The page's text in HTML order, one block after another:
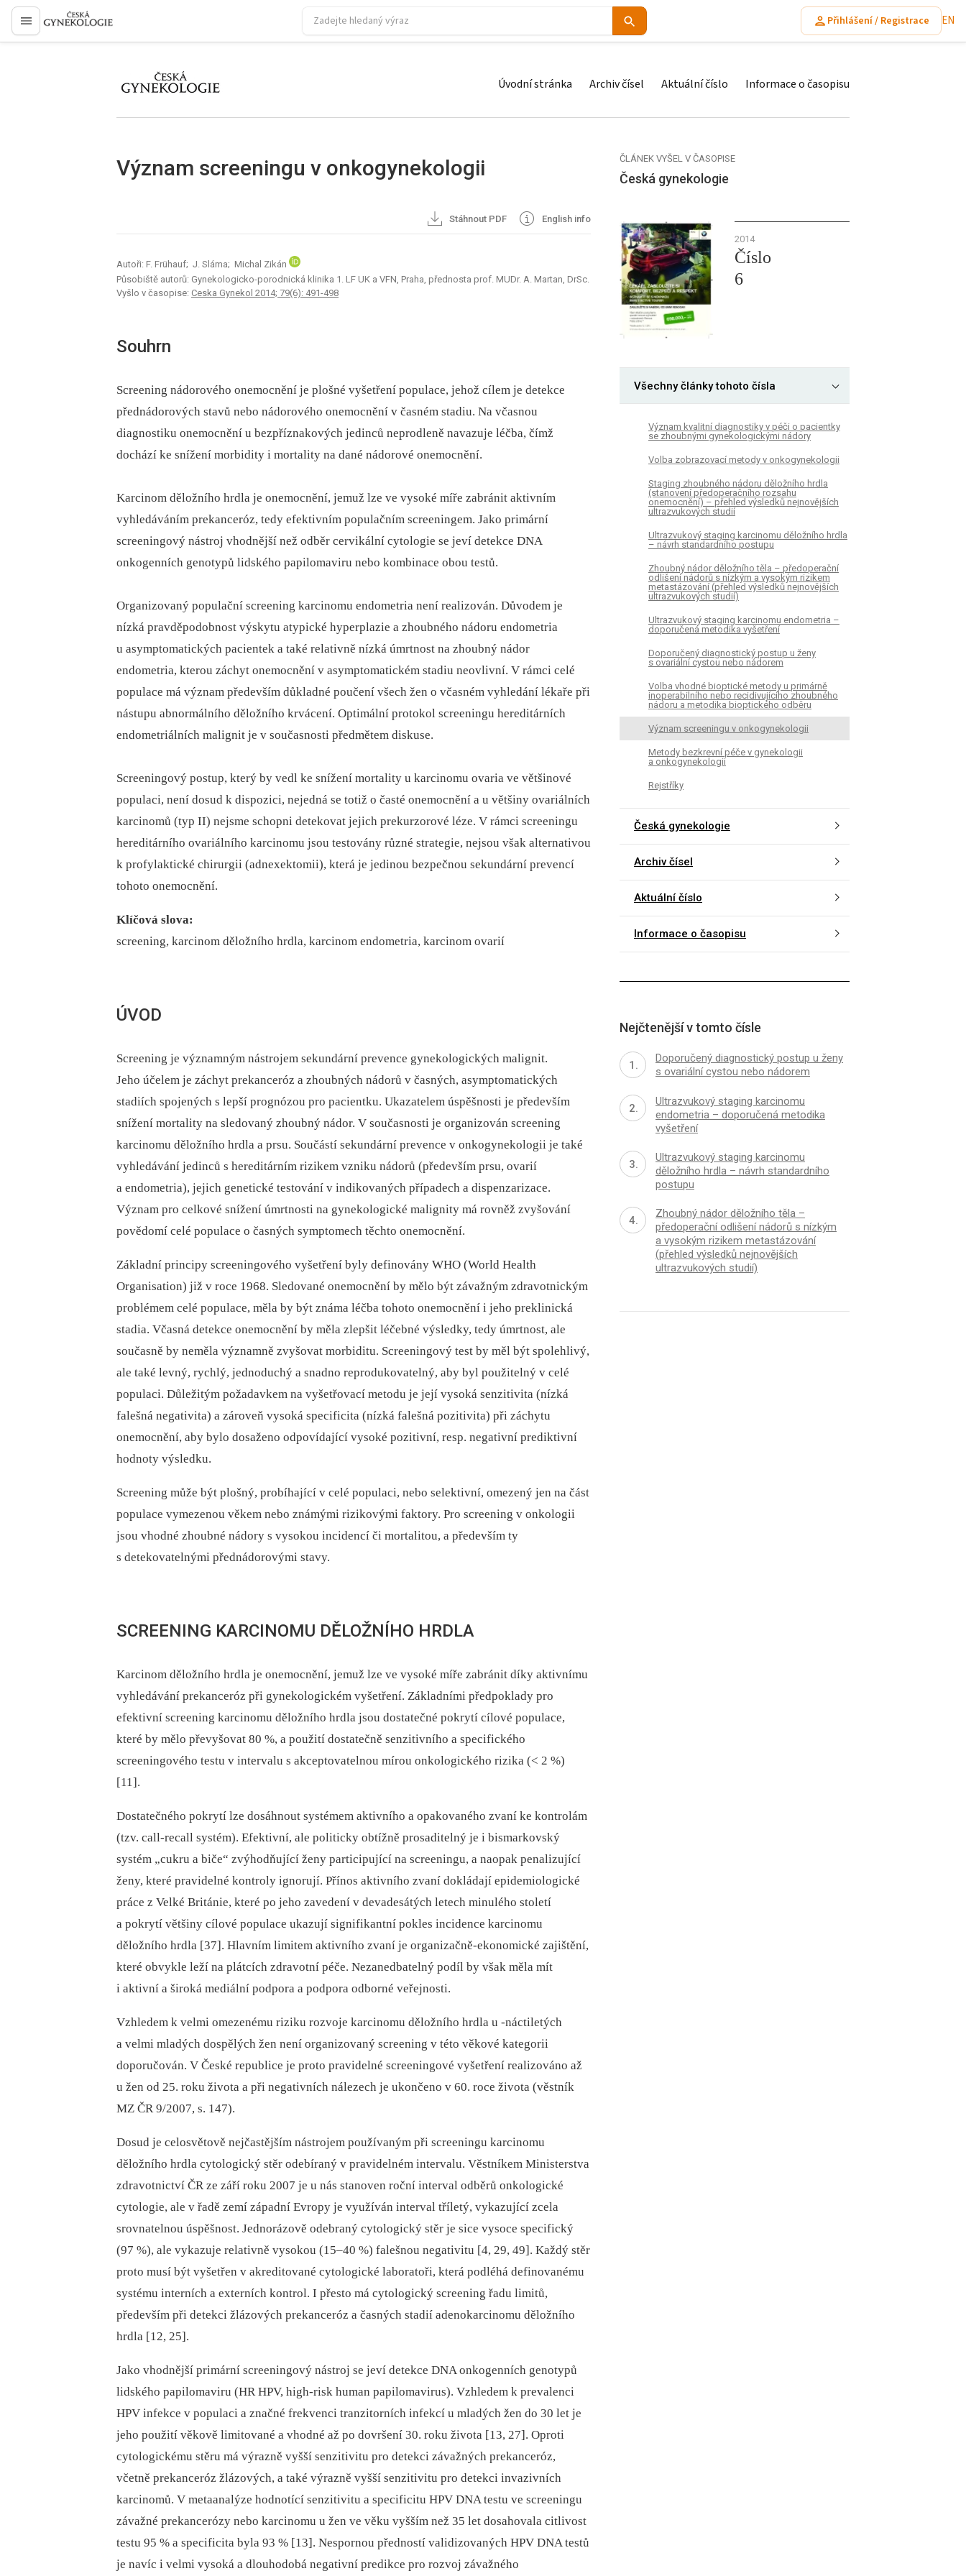
proLékaře.cz
Přihlášení / Registrace EN
proLékaře.cz Úvodní stránka Archiv čísel Aktuální číslo Informace o časopisu
Význam screeningu v onkogynekologii
Stáhnout PDF English info
Autoři: F. Frühauf; J. Sláma; Michal Zikán
Působiště autorů: Gynekologicko-porodnická klinika 1. LF UK a VFN, Praha, přednosta prof. MUDr. A. Martan, DrSc.
Vyšlo v časopise: Ceska Gynekol 2014; 79(6): 491-498
Souhrn
Screening nádorového onemocnění je plošné vyšetření populace, jehož cílem je detekce
přednádorových stavů nebo nádorového onemocnění v časném stadiu. Na včasnou
diagnostiku onemocnění u bezpříznakových jedinců neprodleně navazuje léčba, čímž
dochází ke snížení morbidity i mortality na dané nádorové onemocnění.
Karcinom děložního hrdla je onemocnění, jemuž lze ve vysoké míře zabránit aktivním
vyhledáváním prekanceróz, tedy efektivním populačním screeningem. Jako primární
screeningový nástroj vhodnější než odběr cervikální cytologie se jeví detekce DNA
onkogenních genotypů lidského papilomaviru nebo kombinace obou testů.
Organizovaný populační screening karcinomu endometria není realizován. Důvodem je
nízká pravděpodobnost výskytu atypické hyperplazie a zhoubného nádoru endometria
u asymptomatických pacientek a také relativně nízká úmrtnost na zhoubný nádor
endometria, kterou záchyt onemocnění v asymptomatickém stadiu neovlivní. V rámci celé
populace má význam především důkladné poučení všech žen o včasném vyhledání lékaře při
nástupu abnormálního děložního krvácení. Optimální protokol screeningu hereditárních
endometriálních malignit je v současnosti předmětem diskuse.
Screeningový postup, který by vedl ke snížení mortality u karcinomu ovaria ve většinové
populaci, není dosud k dispozici, nejedná se totiž o časté onemocnění a u většiny ovariálních
karcinomů (typ II) nejsme schopni detekovat jejich prekurzorové léze. V rámci screeningu
hereditárního ovariálního karcinomu jsou testovány různé strategie, nejsou však alternativou
k profylaktické chirurgii (adnexektomii), která je jedinou bezpečnou sekundární prevencí
tohoto onemocnění.
Klíčová slova:
screening, karcinom děložního hrdla, karcinom endometria, karcinom ovarií
ÚVOD
Screening je významným nástrojem sekundární prevence gynekologických malignit.
Jeho účelem je záchyt prekanceróz a zhoubných nádorů v časných, asymptomatických
stadiích spojených s lepší prognózou pro pacientku. Ukazatelem úspěšnosti je především
snížení mortality na sledovaný zhoubný nádor. V současnosti je organizován screening
karcinomu děložního hrdla a prsu. Součástí sekundární prevence v onkogynekologii je také
vyhledávání jedinců s hereditárním rizikem vzniku nádorů (především prsu, ovarií
a endometria), jejich genetické testování v indikovaných případech a dispenzarizace.
Význam pro celkové snížení úmrtnosti na gynekologické malignity má rovněž zvyšování
povědomí celé populace o časných symptomech těchto onemocnění.
Základní principy screeningového vyšetření byly definovány WHO (World Health
Organisation) již v roce 1968. Sledované onemocnění by mělo být závažným zdravotnickým
problémem celé populace, měla by být známa léčba tohoto onemocnění i jeho preklinická
stadia. Včasná detekce onemocnění by měla zlepšit léčebné výsledky, tedy úmrtnost, ale
současně by neměla významně zvyšovat morbiditu. Screeningový test by měl být spolehlivý,
ale také levný, rychlý, jednoduchý a snadno reprodukovatelný, aby byl použitelný v celé
populaci. Důležitým požadavkem na vyšetřovací metodu je její vysoká senzitivita (nízká
falešná negativita) a zároveň vysoká specificita (nízká falešná pozitivita) při záchytu
onemocnění, aby bylo dosaženo odpovídající vysoké pozitivní, resp. negativní prediktivní
hodnoty výsledku.
Screening může být plošný, probíhající v celé populaci, nebo selektivní, omezený jen na část
populace vymezenou věkem nebo známými rizikovými faktory. Pro screening v onkologii
jsou vhodné zhoubné nádory s vysokou incidencí či mortalitou, a především ty
s detekovatelnými přednádorovými stavy.
SCREENING KARCINOMU DĚLOŽNÍHO HRDLA
Karcinom děložního hrdla je onemocnění, jemuž lze ve vysoké míře zabránit díky aktivnímu
vyhledávání prekanceróz při gynekologickém vyšetření. Základními předpoklady pro
efektivní screening karcinomu děložního hrdla jsou dostatečné pokrytí cílové populace,
které by mělo převyšovat 80 %, a použití dostatečně senzitivního a specifického
screeningového testu v intervalu s akceptovatelnou mírou onkologického rizika (< 2 %)
[11].
Dostatečného pokrytí lze dosáhnout systémem aktivního a opakovaného zvaní ke kontrolám
(tzv. call-recall systém). Efektivní, ale politicky obtížně prosaditelný je i bismarkovský
systém „cukru a biče“ zvýhodňující ženy participující na screeningu, a naopak penalizující
ženy, které pravidelné kontroly ignorují. Přínos aktivního zvaní dokládají epidemiologické
práce z Velké Británie, které po jeho zavedení v devadesátých letech minulého století
a pokrytí většiny cílové populace ukazují signifikantní pokles incidence karcinomu
děložního hrdla [37]. Hlavním limitem aktivního zvaní je organizačně-ekonomické zajištění,
které obvykle leží na plátcích zdravotní péče. Nezanedbatelný podíl by však měla mít
i aktivní a široká mediální podpora a podpora odborné veřejnosti.
Vzhledem k velmi omezenému riziku rozvoje karcinomu děložního hrdla u -náctiletých
a velmi mladých dospělých žen není organizovaný screening v této věkové kategorii
doporučován. V České republice je proto pravidelné screeningové vyšetření realizováno až
u žen od 25. roku života a při negativních nálezech je ukončeno v 60. roce života (věstník
MZ ČR 9/2007, s. 147).
Dosud je celosvětově nejčastějším nástrojem používaným při screeningu karcinomu
děložního hrdla cytologický stěr odebíraný v pravidelném intervalu. Věstníkem Ministerstva
zdravotnictví ČR ze září roku 2007 je u nás stanoven roční interval odběrů onkologické
cytologie, ale v řadě zemí západní Evropy je využíván interval tříletý, vykazující zcela
srovnatelnou úspěšnost. Jednorázově odebraný cytologický stěr je sice vysoce specifický
(97 %), ale vykazuje relativně vysokou (15–40 %) falešnou negativitu [4, 29, 49]. Každý stěr
proto musí být vyšetřen v akreditované cytologické laboratoři, která podléhá definovanému
systému interních a externích kontrol. I přesto má cytologický screening řadu limitů,
především při detekci žlázových prekanceróz a časných stadií adenokarcinomu děložního
hrdla [12, 25].
Jako vhodnější primární screeningový nástroj se jeví detekce DNA onkogenních genotypů
lidského papilomaviru (HR HPV, high-risk human papilomavirus). Vzhledem k prevalenci
HPV infekce v populaci a značné frekvenci tranzitorních infekcí u mladých žen do 30 let je
jeho použití věkově limitované a vhodné až po dovršení 30. roku života [13, 27]. Oproti
cytologickému stěru má výrazně vyšší senzitivitu pro detekci závažných prekanceróz,
včetně prekanceróz žlázových, a také výrazně vyšší senzitivitu pro detekci invazivních
karcinomů. V metaanalýze hodnotící senzitivitu a specificitu HPV DNA testu ve screeningu
závažné prekancerózy nebo karcinomu u žen ve věku vyšším než 35 let dosahovala citlivost
testu 95 % a specificita byla 93 % [13]. Nespornou předností validizovaných HPV DNA testů
je navíc i velmi vysoká a dlouhodobá negativní predikce pro rozvoj závažného
ČLÁNEK VYŠEL V ČASOPISE
Česká gynekologie
2014
Číslo
6
Všechny články tohoto čísla
Význam kvalitní diagnostiky v péči o pacientky
se zhoubnými gynekologickými nádory
Volba zobrazovací metody v onkogynekologii
Staging zhoubného nádoru děložního hrdla
(stanovení předoperačního rozsahu
onemocnění) – přehled výsledků nejnovějších
ultrazvukových studií
Ultrazvukový staging karcinomu děložního hrdla
– návrh standardního postupu
Zhoubný nádor děložního těla – předoperační
odlišení nádorů s nízkým a vysokým rizikem
metastázování (přehled výsledků nejnovějších
ultrazvukových studií)
Ultrazvukový staging karcinomu endometria –
doporučená metodika vyšetření
Doporučený diagnostický postup u ženy
s ovariální cystou nebo nádorem
Volba vhodné bioptické metody u primárně
inoperabilního nebo recidivujícího zhoubného
nádoru a metodika bioptického odběru
Význam screeningu v onkogynekologii
Metody bezkrevní péče v gynekologii
a onkogynekologii
Rejstříky
Česká gynekologie
Archiv čísel
Aktuální číslo
Informace o časopisu
Nejčtenější v tomto čísle
Doporučený diagnostický postup u ženy
s ovariální cystou nebo nádorem
Ultrazvukový staging karcinomu
endometria – doporučená metodika
vyšetření
Ultrazvukový staging karcinomu
děložního hrdla – návrh standardního
postupu
Zhoubný nádor děložního těla –
předoperační odlišení nádorů s nízkým
a vysokým rizikem metastázování
(přehled výsledků nejnovějších
ultrazvukových studií)